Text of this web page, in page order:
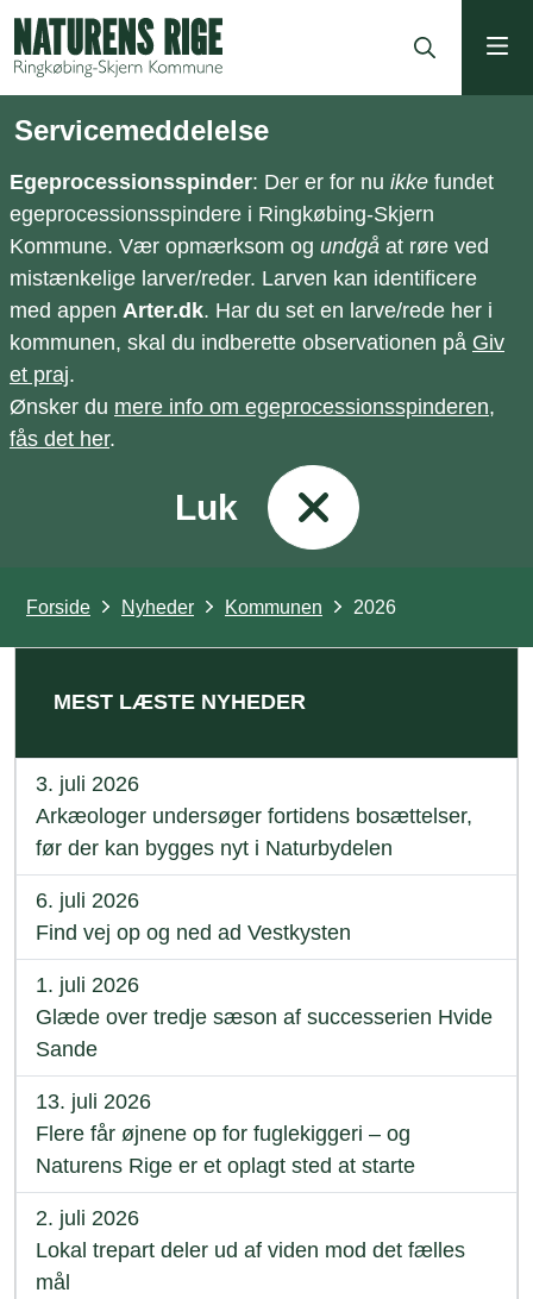
Servicemeddelelse
Egeprocessionsspinder: Der er for nu ikke fundet
egeprocessionsspindere i Ringkøbing-Skjern
Kommune. Vær opmærksom og undgå at røre ved
mistænkelige larver/reder. Larven kan identificere
med appen Arter.dk. Har du set en larve/rede her i
kommunen, skal du indberette observationen på Giv
et praj.
Ønsker du mere info om egeprocessionsspinderen,
fås det her.
Luk
Forside Nyheder Kommunen 2026
MEST LÆSTE NYHEDER
3. juli 2026
Arkæologer undersøger fortidens bosættelser,
før der kan bygges nyt i Naturbydelen
6. juli 2026
Find vej op og ned ad Vestkysten
1. juli 2026
Glæde over tredje sæson af successerien Hvide
Sande
13. juli 2026
Flere får øjnene op for fuglekiggeri – og
Naturens Rige er et oplagt sted at starte
2. juli 2026
Lokal trepart deler ud af viden mod det fælles
mål